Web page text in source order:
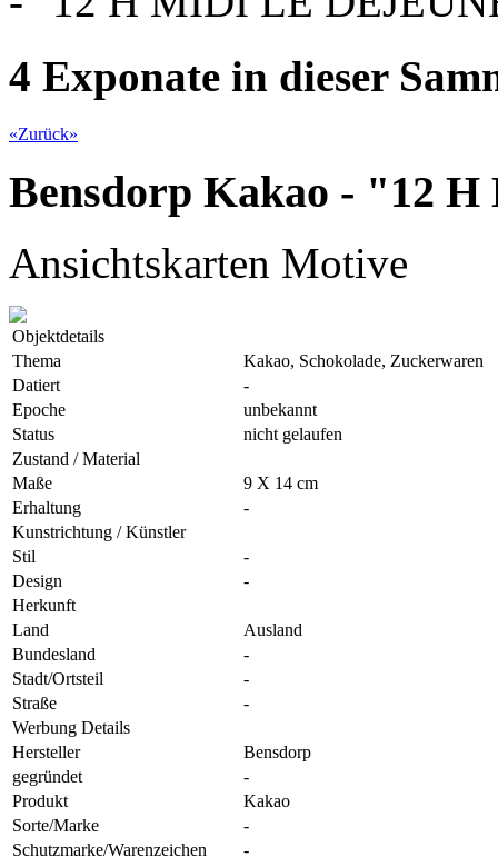
4 Exponate in dieser
«Zurück»
Bensdorp Kakao - "12
Ansichtskarten Motive
Objektdetails
Thema
Kakao, Schokolade, Zuckerwaren
Datiert
-
Epoche
unbekannt
Status
nicht gelaufen
Zustand / Material
Maße
9 X 14 cm
Erhaltung
-
Kunstrichtung / Künstler
Stil
-
Design
-
Herkunft
Land
Ausland
Bundesland
-
Stadt/Ortsteil
-
Straße
-
Werbung Details
Hersteller
Bensdorp
gegründet
-
Produkt
Kakao
Sorte/Marke
-
Schutzmarke/Warenzeichen
-